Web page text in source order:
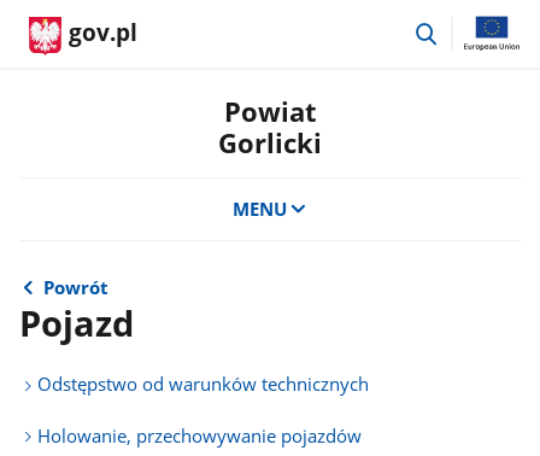
gov.pl
przejdź
Powiat
Gorlicki
MENU
Powrót
Pojazd
Odstępstwo od warunków technicznych
Holowanie, przechowywanie pojazdów